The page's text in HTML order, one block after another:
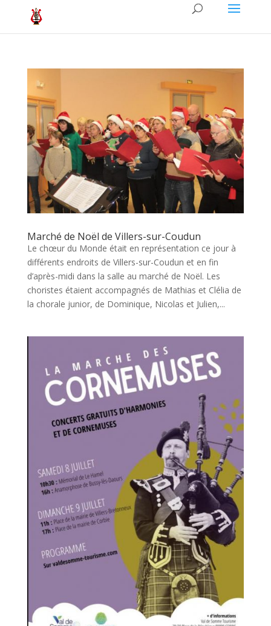
Marché de Noël de Villers-sur-Coudun
Le chœur du Monde était en représentation ce jour à
différents endroits de Villers-sur-Coudun et en fin
d’après-midi dans la salle au marché de Noël. Les
choristes étaient accompagnés de Mathias et Clélia de
la chorale junior, de Dominique, Nicolas et Julien,...